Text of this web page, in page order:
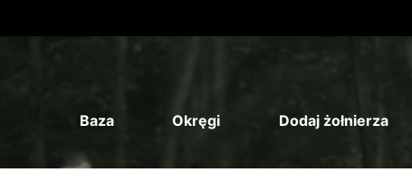
Baza Okręgi Dodaj żołnierza